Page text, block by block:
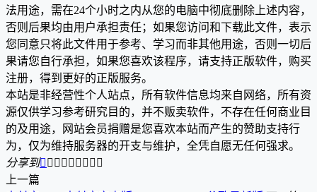
法用途，需在24个小时之内从您的电脑中彻底删除上述内容，
否则后果均由用户承担责任；如果您访问和下载此文件，表示
您同意只将此文件用于参考、学习而非其他用途，否则一切后
果请您自行承担，如果您喜欢该程序，请支持正版软件，购买
注册，得到更好的正版服务。
本站是非经营性个人站点，所有软件信息均来自网络，所有资
源仅供学习参考研究目的，并不贩卖软件，不存在任何商业目
的及用途，网站会员捐赠是您喜欢本站而产生的赞助支持行
为，仅为维持服务器的开支与维护，全凭自愿无任何强求。
分享到        
上一篇